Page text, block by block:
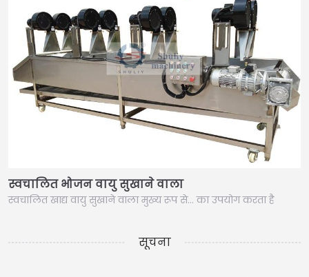
स्वचालित भोजन वायु सुखाने वाला
स्वचालित खाद्य वायु सुखाने वाला मुख्य रूप से… का उपयोग करता है
सूचना